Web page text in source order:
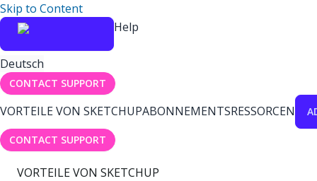
Skip to Content
Help
Deutsch
CONTACT SUPPORT
VORTEILE VON SKETCHUPABONNEMENTSRESSORCEN
CONTACT SUPPORT
VORTEILE VON SKETCHUP